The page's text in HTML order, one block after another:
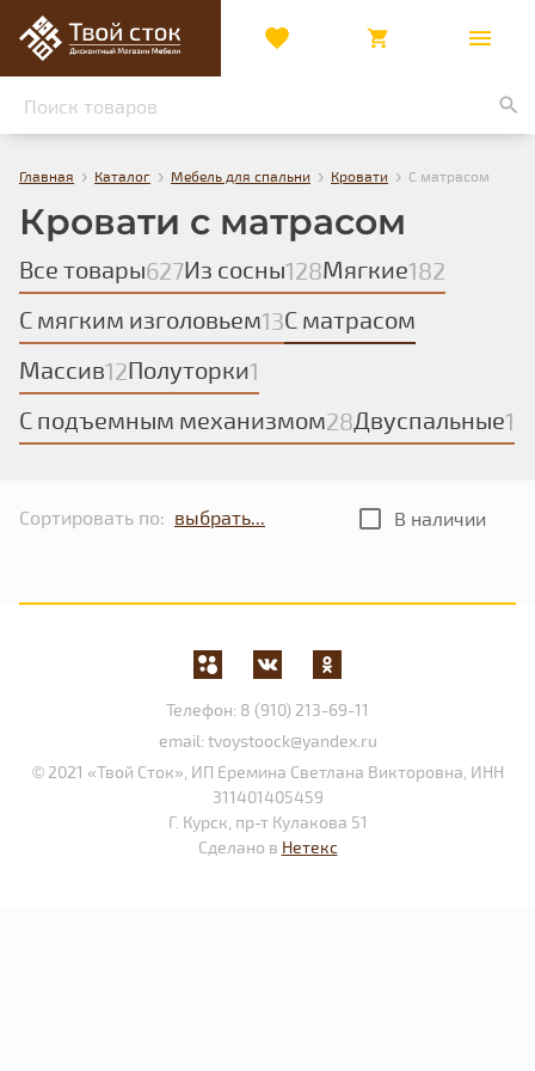
Главная › Каталог › Мебель для спальни › Кровати › С матрасом
Кровати с матрасом
Все товары627Из сосны128Мягкие182
С мягким изголовьем13С матрасом
Массив12Полуторки1
С подъемным механизмом28Двуспальные1
Сортировать по: В наличии
Телефон: 8 (910) 213-69-11
email: tvoystoock@yandex.ru
© 2021 «Твой Сток», ИП Еремина Светлана Викторовна, ИНН
311401405459
Г. Курск, пр-т Кулакова 51
Сделано в Нетекс